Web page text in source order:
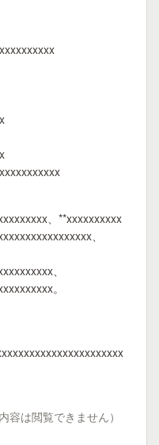
、**xxxxxxxxxx
、
、
。
容は閲覧できません）